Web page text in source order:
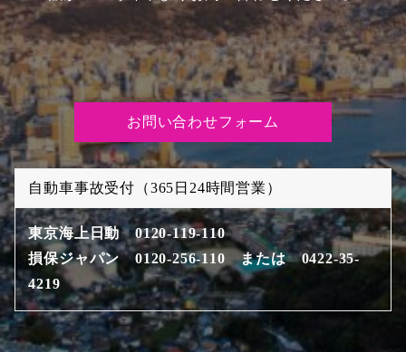
お問い合わせフォーム
自動車事故受付（365日24時間営業）
東京海上日動 0120-119-110
損保ジャパン 0120-256-110 または 0422-35-
4219